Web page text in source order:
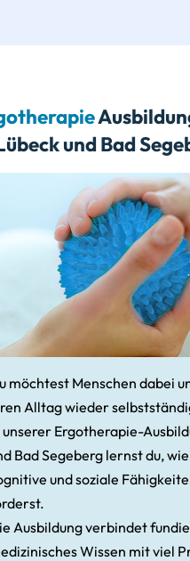
und Bad
möchtest Menschen dabei
Alltag wieder
unserer Ergotherapie-
Bad Segeberg lernst du,
und soziale
Ausbildung verbindet
Wissen mit viel